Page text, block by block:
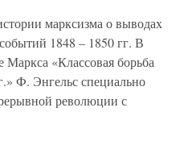
марксизма о выводах
1848 – 1850 гг. В
Маркса «Классовая борьба
Ф. Энгельс специально
революции с